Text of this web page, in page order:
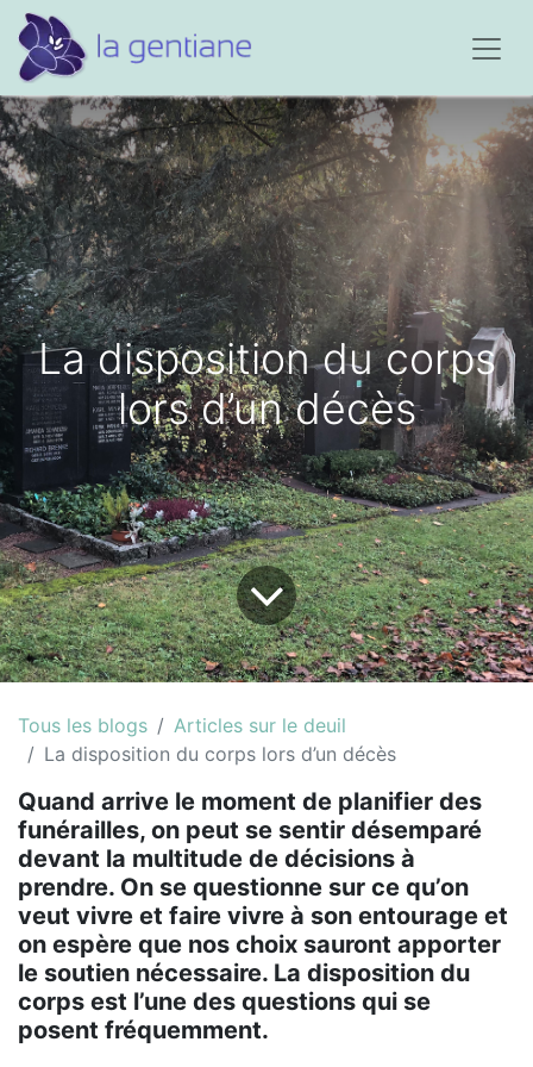
La disposition du corps
lors d’un décès
Tous les blogs
Articles sur le deuil
La disposition du corps lors d’un décès
Quand arrive le moment de planifier des
funérailles, on peut se sentir désemparé
devant la multitude de décisions à
prendre. On se questionne sur ce qu’on
veut vivre et faire vivre à son entourage et
on espère que nos choix sauront apporter
le soutien nécessaire. La disposition du
corps est l’une des questions qui se
posent fréquemment.